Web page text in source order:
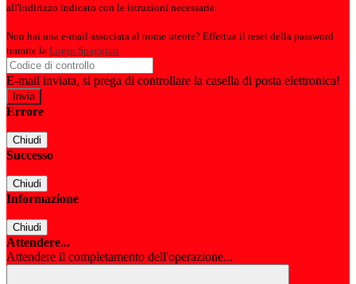
all'indirizzo indicato con le istruzioni necessarie.
Non hai una e-mail associata al nome utente? Effettua il reset della password
tramite la Login Spaggiari
E-mail inviata, si prega di controllare la casella di posta elettronica!
Errore
Chiudi
Successo
Chiudi
Informazione
Chiudi
Attendere...
Attendere il completamento dell'operazione...